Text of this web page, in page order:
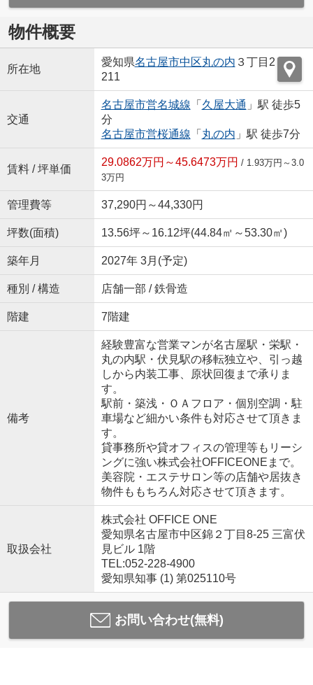
物件概要
所在地
愛知県名古屋市中区丸の内 ３丁目2
211
交通
名古屋市営名城線 「 久屋大通 」駅 徒歩5
分
名古屋市営桜通線 「 丸の内 」駅 徒歩7分
賃料 / 坪単価
29.0862万円～45.6473万円 / 1.93万円～3.0
3万円
管理費等 37,290円～44,330円
坪数(面積) 13.56坪～16.12坪(44.84㎡～53.30㎡)
築年月 2027年 3月(予定)
種別 / 構造 店舗一部 / 鉄骨造
階建 7階建
備考
経験豊富な営業マンが名古屋駅・栄駅・
丸の内駅・伏見駅の移転独立や、引っ越
しから内装工事、原状回復まで承りま
す。
駅前・築浅・ＯＡフロア・個別空調・駐
車場など細かい条件も対応させて頂きま
す。
貸事務所や貸オフィスの管理等もリーシ
ングに強い株式会社OFFICEONEまで。
美容院・エステサロン等の店舗や居抜き
物件ももちろん対応させて頂きます。
取扱会社
株式会社 OFFICE ONE
愛知県名古屋市中区錦２丁目8-25 三富伏
見ビル 1階
TEL:052-228-4900
愛知県知事 (1) 第025110号
お問い合わせ(無料)